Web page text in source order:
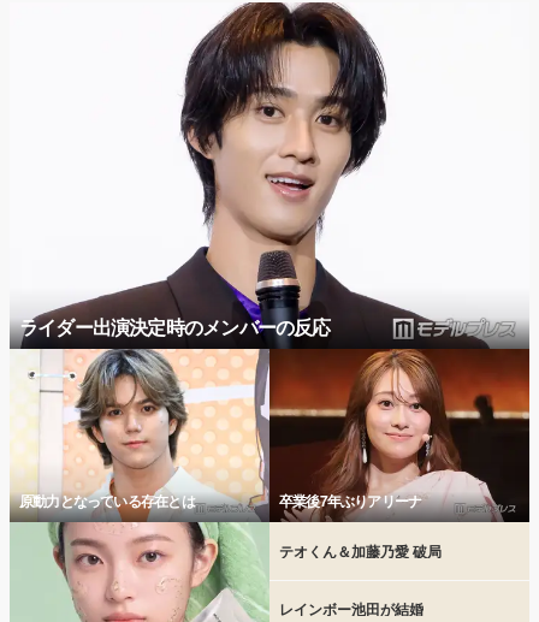
ライダー出演決定時のメンバーの反応
原動力となっている存在とは 卒業後7年ぶりアリーナ
テオくん＆加藤乃愛 破局
レインボー池田が結婚